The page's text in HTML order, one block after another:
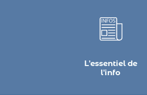
L'essentiel de
l'info